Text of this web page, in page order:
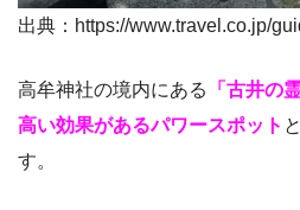
出典：https://www.travel.co.jp/
高牟神社の境内にある
「古井の
高い効果があるパワースポット
す。